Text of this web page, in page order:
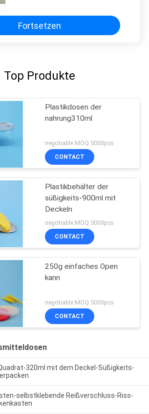
Fortsetzen
Top Produkte
Plastikdosen der
nahrung310ml
negotiable MOQ:5000pcs
CONTACT
Plastikbehälter der
süßigkeits-900ml mit
Deckeln
negotiable MOQ:5000pcs
CONTACT
250g einfaches Open
kann
negotiable MOQ:5000pcs
CONTACT
320ml mit dem Deckel-Süßigkeits-
selbstklebende Reißverschluss-Riss-